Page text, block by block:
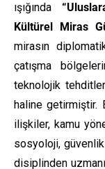
ışığında
Kültürel Miras
mirasın
çatışma
teknolojik
haline getirmiştir.
ilişkiler, kamu
sosyoloji,
disiplinden